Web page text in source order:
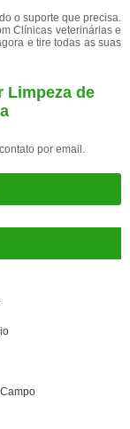
o suporte que precisa.
Clínicas veterinárias e
e tire todas as suas
Limpeza de
por email.